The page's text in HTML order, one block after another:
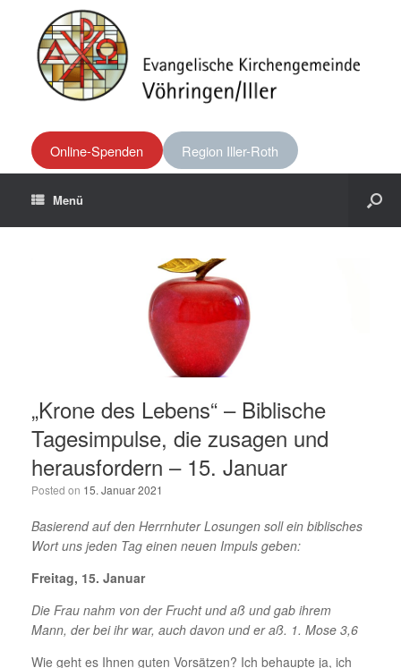
Online-Spenden Region Iller-Roth
Menü
„Krone des Lebens“ – Biblische
Tagesimpulse, die zusagen und
herausfordern – 15. Januar
Posted on 15. Januar 2021
Basierend auf den Herrnhuter Losungen soll ein biblisches
Wort uns jeden Tag einen neuen Impuls geben:
Freitag, 15. Januar
Die Frau nahm von der Frucht und aß und gab ihrem
Mann, der bei ihr war, auch davon und er aß. 1. Mose 3,6
Wie geht es Ihnen guten Vorsätzen? Ich behaupte ja, ich